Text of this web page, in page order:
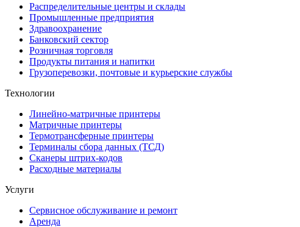
Распределительные центры и склады
Промышленные предприятия
Здравоохранение
Банковский сектор
Розничная торговля
Продукты питания и напитки
Грузоперевозки, почтовые и курьерские службы
Технологии
Линейно-матричные принтеры
Матричные принтеры
Термотрансферные принтеры
Терминалы сбора данных (ТСД)
Сканеры штрих-кодов
Расходные материалы
Услуги
Сервисное обслуживание и ремонт
Аренда